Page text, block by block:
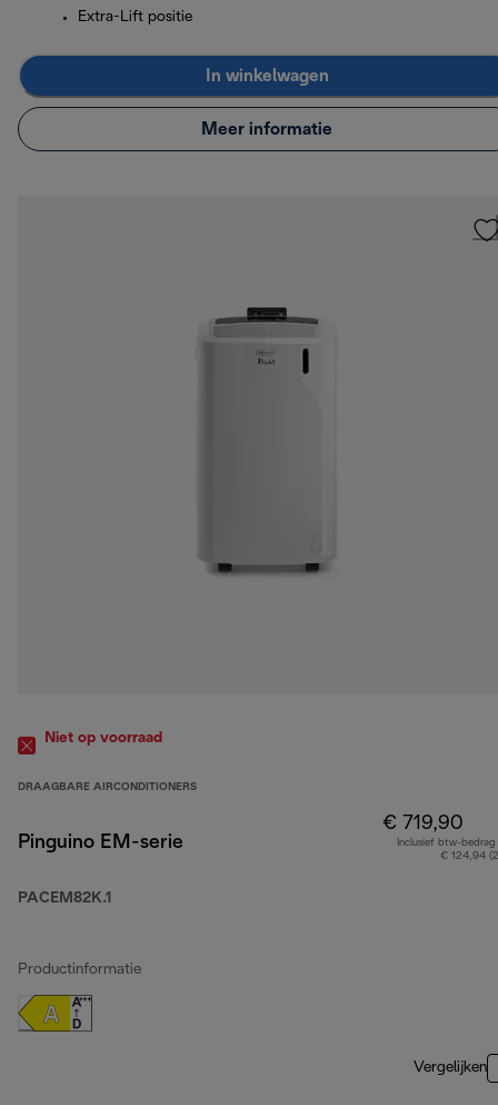
Extra-Lift positie
In winkelwagen
Meer informatie
Niet op voorraad
DRAAGBARE AIRCONDITIONERS
Pinguino EM-serie
PACEM82K.1
€ 719,90
Inclusief btw-bedrag
€ 124,94
Productinformatie
Vergelijken